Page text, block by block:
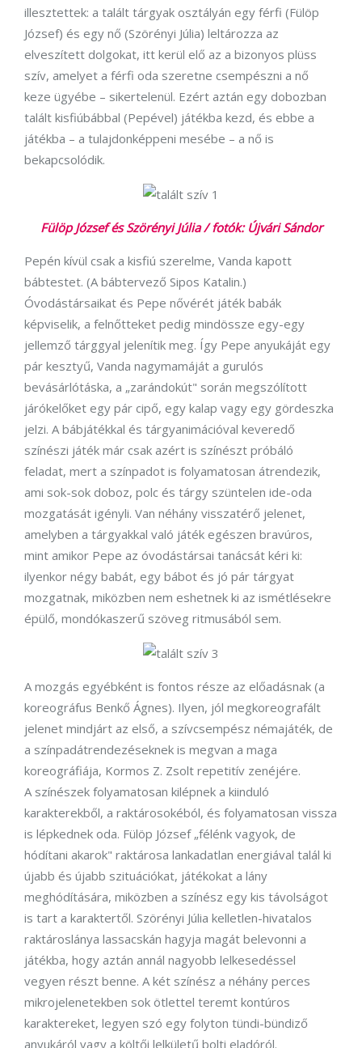
illesztettek: a talált tárgyak osztályán egy férfi (Fülöp
József) és egy nő (Szörényi Júlia) leltározza az
elveszített dolgokat, itt kerül elő az a bizonyos plüss
szív, amelyet a férfi oda szeretne csempészni a nő
keze ügyébe – sikertelenül. Ezért aztán egy dobozban
talált kisfiúbábbal (Pepével) játékba kezd, és ebbe a
játékba – a tulajdonképpeni mesébe – a nő is
bekapcsolódik.
Fülöp József és Szörényi Júlia / fotók: Újvári Sándor
Pepén kívül csak a kisfiú szerelme, Vanda kapott
bábtestet. (A bábtervező Sipos Katalin.)
Óvodástársaikat és Pepe nővérét játék babák
képviselik, a felnőtteket pedig mindössze egy-egy
jellemző tárggyal jelenítik meg. Így Pepe anyukáját egy
pár kesztyű, Vanda nagymamáját a gurulós
bevásárlótáska, a „zarándokút" során megszólított
járókelőket egy pár cipő, egy kalap vagy egy gördeszka
jelzi. A bábjátékkal és tárgyanimációval keveredő
színészi játék már csak azért is színészt próbáló
feladat, mert a színpadot is folyamatosan átrendezik,
ami sok-sok doboz, polc és tárgy szüntelen ide-oda
mozgatását igényli. Van néhány visszatérő jelenet,
amelyben a tárgyakkal való játék egészen bravúros,
mint amikor Pepe az óvodástársai tanácsát kéri ki:
ilyenkor négy babát, egy bábot és jó pár tárgyat
mozgatnak, miközben nem eshetnek ki az ismétlésekre
épülő, mondókaszerű szöveg ritmusából sem.
A mozgás egyébként is fontos része az előadásnak (a
koreográfus Benkő Ágnes). Ilyen, jól megkoreografált
jelenet mindjárt az első, a szívcsempész némajáték, de
a színpadátrendezéseknek is megvan a maga
koreográfiája, Kormos Z. Zsolt repetitív zenéjére.
A színészek folyamatosan kilépnek a kiinduló
karakterekből, a raktárosokéból, és folyamatosan vissza
is lépkednek oda. Fülöp József „félénk vagyok, de
hódítani akarok" raktárosa lankadatlan energiával talál ki
újabb és újabb szituációkat, játékokat a lány
meghódítására, miközben a színész egy kis távolságot
is tart a karaktertől. Szörényi Júlia kelletlen-hivatalos
raktároslánya lassacskán hagyja magát belevonni a
játékba, hogy aztán annál nagyobb lelkesedéssel
vegyen részt benne. A két színész a néhány perces
mikrojelenetekben sok ötlettel teremt kontúros
karaktereket, legyen szó egy folyton tündi-bündiző
anyukáról vagy a költői lelkületű bolti eladóról.